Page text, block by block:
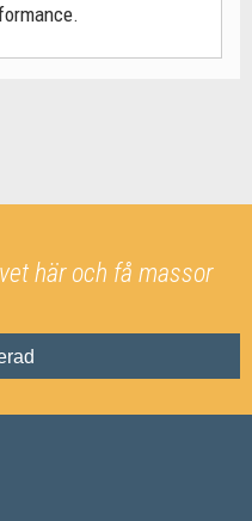
här och få massor